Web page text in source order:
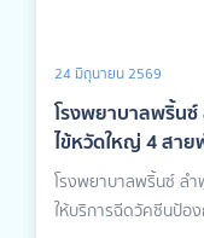
24 มิถุนายน 2569
โรงพยาบาลพริ้น
ไข้หวัดใหญ่ 4 สา
โรงพยาบาลพริ้นซ์ ล
ให้บริการฉีดวัคซีนป้อ